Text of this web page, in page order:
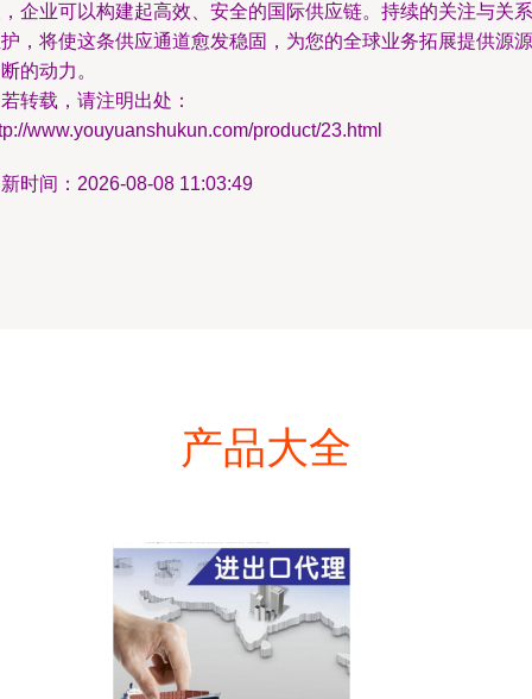
企业可以构建起高效、安全的国际供应链。持续的关注与关系
，将使这条供应通道愈发稳固，为您的全球业务拓展提供源源
的动力。
转载，请注明出处：
www.youyuanshukun.com/product/23.html
时间：2026-08-08 11:03:49
产品大全